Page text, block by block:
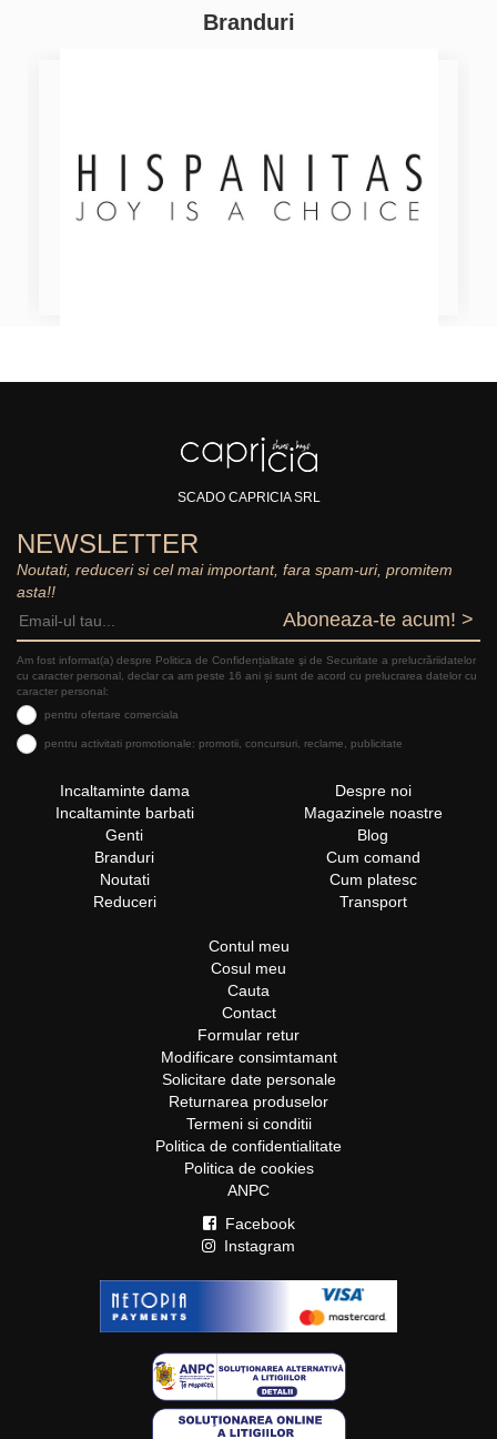
Branduri
SCADO CAPRICIA SRL
NEWSLETTER
Noutati, reduceri si cel mai important, fara spam-uri, promitem
asta!!
Aboneaza-te acum! >
Am fost informat(a) despre Politica de Confidențialitate şi de Securitate a prelucrăriidatelor
cu caracter personal, declar ca am peste 16 ani și sunt de acord cu prelucrarea datelor cu
caracter personal:
pentru ofertare comerciala
pentru activitati promotionale: promotii, concursuri, reclame, publicitate
Incaltaminte dama
Incaltaminte barbati
Genti
Branduri
Noutati
Reduceri
Despre noi
Magazinele noastre
Blog
Cum comand
Cum platesc
Transport
Contul meu
Cosul meu
Cauta
Contact
Formular retur
Modificare consimtamant
Solicitare date personale
Returnarea produselor
Termeni si conditii
Politica de confidentialitate
Politica de cookies
ANPC
Facebook
Instagram